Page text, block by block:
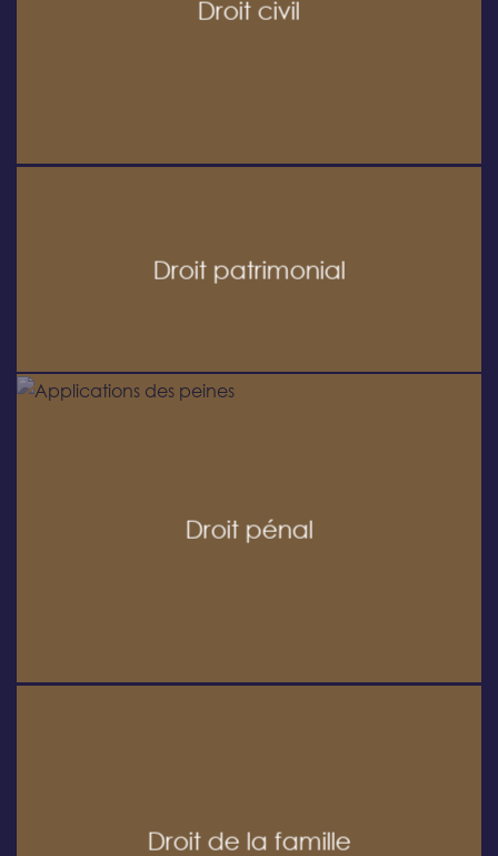
Droit civil
Droit patrimonial
Droit pénal
Droit de la famille